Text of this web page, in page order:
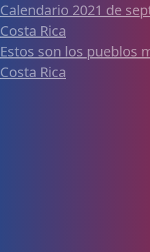
Calendario 2021 de
Costa Rica
Estos son los pueblos
Costa Rica